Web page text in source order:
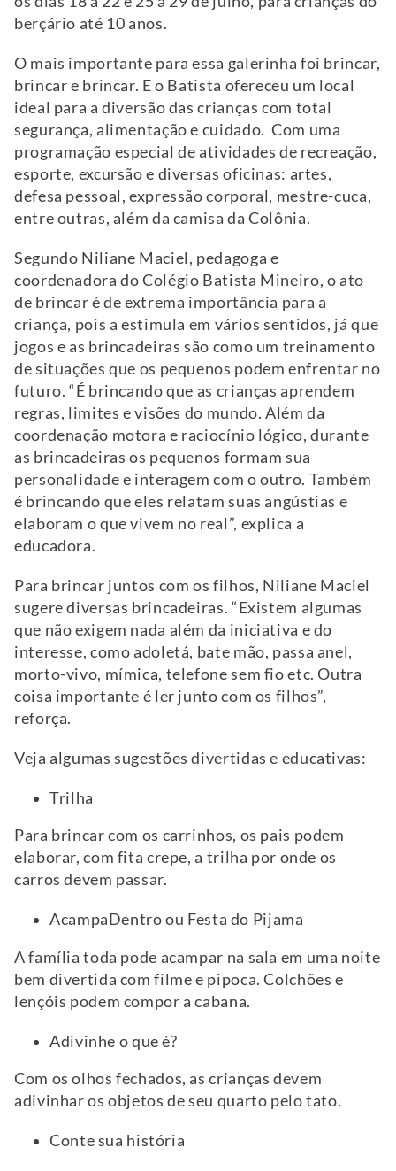
berçário até 10 anos.
O mais importante para essa galerinha foi brincar,
brincar e brincar. E o Batista ofereceu um local
ideal para a diversão das crianças com total
segurança, alimentação e cuidado. Com uma
programação especial de atividades de recreação,
esporte, excursão e diversas oficinas: artes,
defesa pessoal, expressão corporal, mestre-cuca,
entre outras, além da camisa da Colônia.
Segundo Niliane Maciel, pedagoga e
coordenadora do Colégio Batista Mineiro, o ato
de brincar é de extrema importância para a
criança, pois a estimula em vários sentidos, já que
jogos e as brincadeiras são como um treinamento
de situações que os pequenos podem enfrentar no
futuro. “É brincando que as crianças aprendem
regras, limites e visões do mundo. Além da
coordenação motora e raciocínio lógico, durante
as brincadeiras os pequenos formam sua
personalidade e interagem com o outro. Também
é brincando que eles relatam suas angústias e
elaboram o que vivem no real”, explica a
educadora.
Para brincar juntos com os filhos, Niliane Maciel
sugere diversas brincadeiras. “Existem algumas
que não exigem nada além da iniciativa e do
interesse, como adoletá, bate mão, passa anel,
morto-vivo, mímica, telefone sem fio etc. Outra
coisa importante é ler junto com os filhos”,
reforça.
Veja algumas sugestões divertidas e educativas:
Trilha
Para brincar com os carrinhos, os pais podem
elaborar, com fita crepe, a trilha por onde os
carros devem passar.
AcampaDentro ou Festa do Pijama
A família toda pode acampar na sala em uma noite
bem divertida com filme e pipoca. Colchões e
lençóis podem compor a cabana.
Adivinhe o que é?
Com os olhos fechados, as crianças devem
adivinhar os objetos de seu quarto pelo tato.
Conte sua história